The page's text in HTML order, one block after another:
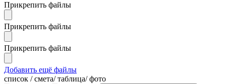
Прикрепить файлы
Прикрепить файлы
Прикрепить файлы
Добавить ещё файлы
cписок / смета/ таблица/ фото